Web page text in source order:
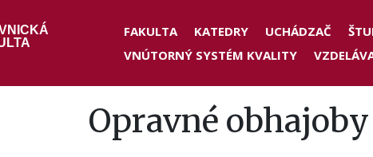
Header
menu
FAKULTA KATEDRY UCHÁDZAČ
VNÚTORNÝ SYSTÉM KVALITY
Opravné